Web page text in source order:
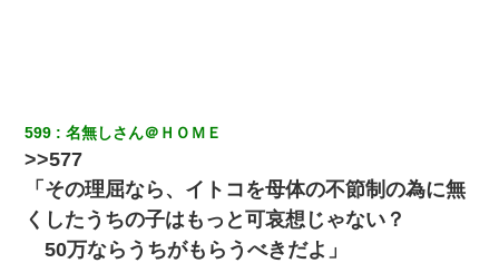
599 名無しさん＠ＨＯＭＥ
>>577
「その理屈なら、イトコを母体の不節制の為に無
くしたうちの子はもっと可哀想じゃない？
50万ならうちがもらうべきだよ」